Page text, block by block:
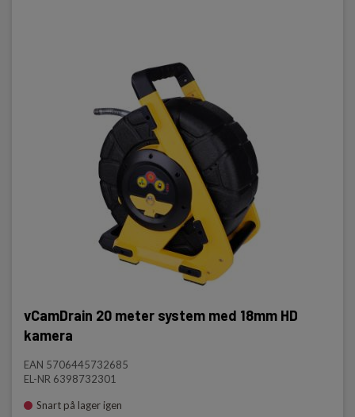
vCamDrain 20 meter system med 18mm HD
kamera
EAN 5706445732685
EL-NR 6398732301
Snart på lager igen